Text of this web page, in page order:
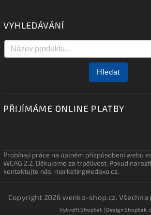
VYHLEDÁVÁNÍ
Hledat
PŘIJÍMÁME ONLINE PLATBY
Probíhají práce na úplném přizpůsobení webu
WCAG 2.2. Děkujeme za trpělivost. Pokud
kontaktujte nás: marketing@edaxo.cz.
Copyright 2026wenko-shop.cz.
VytvořilShoptet | Design